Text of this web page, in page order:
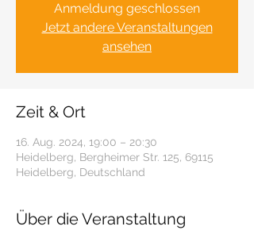
Anmeldung geschlossen
Jetzt andere Veranstaltungen
ansehen
Zeit & Ort
16. Aug. 2024, 19:00 – 20:30
Heidelberg, Bergheimer Str. 125, 69115
Heidelberg, Deutschland
Über die Veranstaltung